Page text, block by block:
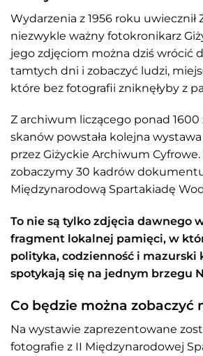
Wydarzenia z 1956 roku uwiecznił
niezwykle ważny fotokronikarz
jego zdjęciom można dziś wrócić
tamtych dni i zobaczyć ludzi,
które bez fotografii zniknęłyby z
Z archiwum liczącego ponad
skanów powstała kolejna
przez Giżyckie Archiwum Cyfrowe.
zobaczymy 30 kadrów
Międzynarodową Spartakiadę
To nie są tylko zdjęcia dawnego
fragment lokalnej pamięci, w
polityka, codzienność i mazurski
spotykają się na jednym brzegu
Co będzie można zobaczyć
Na wystawie zaprezentowane
fotografie z II Międzynarodowej